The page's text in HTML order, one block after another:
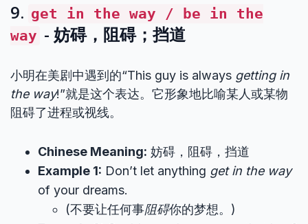
9. get in the way / be in the
way - 妨碍，阻碍；挡道
小明在美剧中遇到的“This guy is always getting in
the way!”就是这个表达。它形象地比喻某人或某物
阻碍了进程或视线。
Chinese Meaning: 妨碍，阻碍，挡道
Example 1: Don’t let anything get in the way
of your dreams.
(不要让任何事阻碍你的梦想。)